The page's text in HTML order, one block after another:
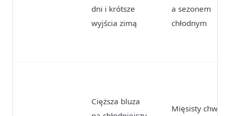
dni i krótsze
wyjścia zimą
a sezonem
chłodnym
Cięższa bluza
Mięsisty chwyt,